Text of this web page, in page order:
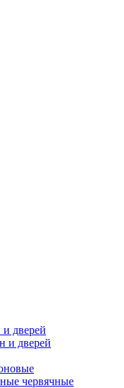
дверей
и дверей
червячные